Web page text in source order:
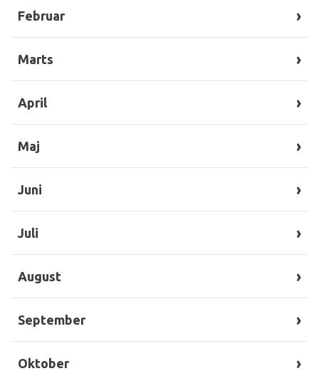
Februar
Marts
Marts – Gravel
April
April – Gravel
Maj
Juni
Juli
Juni/juli – Gravel
August
August – Gravel
September
Oktober